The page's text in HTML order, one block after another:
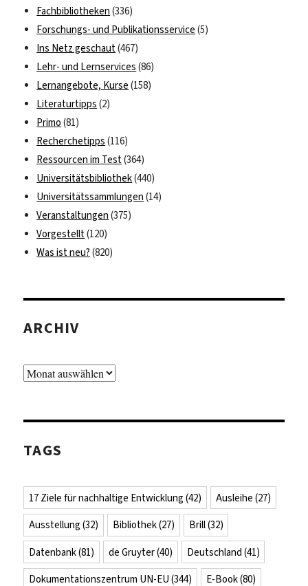
Fachbibliotheken (336)
Forschungs- und Publikationsservice (5)
Ins Netz geschaut(467)
Lehr- und Lernservices (86)
Lernangebote, Kurse (158)
Literaturtipps (2)
Primo (81)
Recherchetipps (116)
Ressourcen im Test(364)
Universitätsbibliothek(440)
Universitätssammlungen (14)
Veranstaltungen (375)
Vorgestellt(120)
Was ist neu? (820)
ARCHIV
Archiv
TAGS
17 Ziele für nachhaltige Entwicklung (42) Ausleihe (27)
Ausstellung (32) Bibliothek(27) Brill(32)
Datenbank(81) de Gruyter(40) Deutschland (41)
Dokumentationszentrum UN-EU (344) E-Book(80)